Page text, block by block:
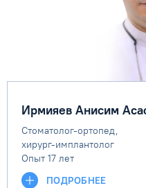
Ирмияев Анисим
Cтоматолог-ортопед,
хирург-имплантолог
Опыт 17 лет
ПОДРОБНЕЕ